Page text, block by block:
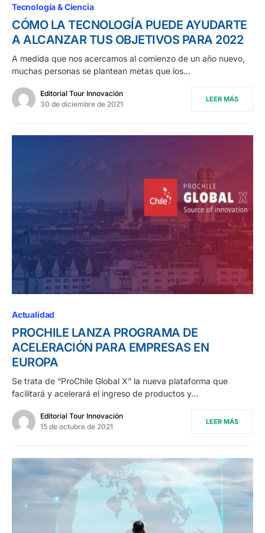
Tecnología & Ciencia
CÓMO LA TECNOLOGÍA PUEDE AYUDARTE
A ALCANZAR TUS OBJETIVOS PARA 2022
A medida que nos acercamos al comienzo de un año nuevo,
muchas personas se plantean metas que los…
Editorial Tour Innovación
30 de diciembre de 2021
LEER MÁS
Actualidad
PROCHILE LANZA PROGRAMA DE
ACELERACIÓN PARA EMPRESAS EN
EUROPA
Se trata de “ProChile Global X” la nueva plataforma que
facilitará y acelerará el ingreso de productos y…
Editorial Tour Innovación
15 de octubre de 2021
LEER MÁS